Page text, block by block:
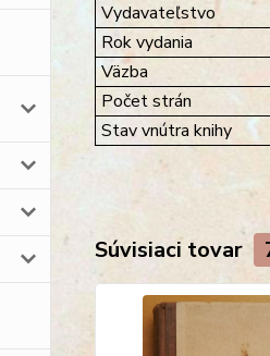
Vydavateľstvo
Rok vydania
Väzba
Počet strán
Stav vnútra knihy
Súvisiaci tovar